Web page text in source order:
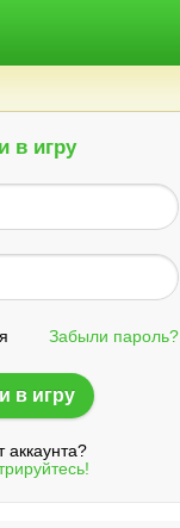
в игру
Забыли пароль?
аккаунта?